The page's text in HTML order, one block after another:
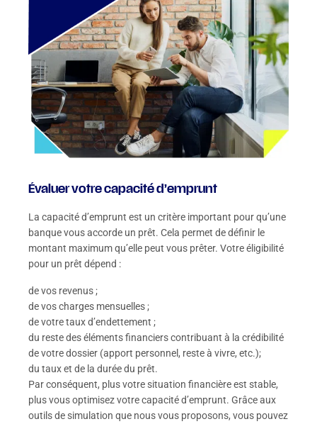
Évaluer votre capacité d’emprunt
La capacité d’emprunt est un critère important pour qu’une
banque vous accorde un prêt. Cela permet de définir le
montant maximum qu’elle peut vous prêter. Votre éligibilité
pour un prêt dépend :
de vos revenus ;
de vos charges mensuelles ;
de votre taux d’endettement ;
du reste des éléments financiers contribuant à la crédibilité
de votre dossier (apport personnel, reste à vivre, etc.);
du taux et de la durée du prêt.
Par conséquent, plus votre situation financière est stable,
plus vous optimisez votre capacité d’emprunt. Grâce aux
outils de simulation que nous vous proposons, vous pouvez